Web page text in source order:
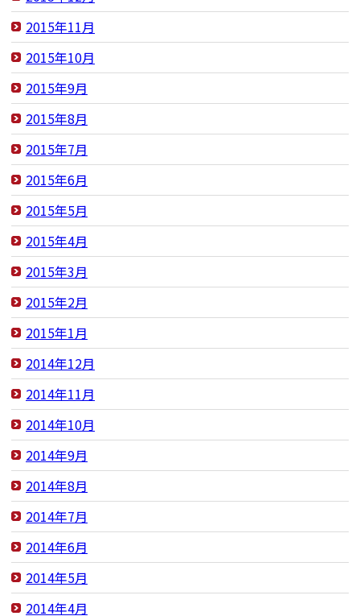
2015年11月
2015年10月
2015年9月
2015年8月
2015年7月
2015年6月
2015年5月
2015年4月
2015年3月
2015年2月
2015年1月
2014年12月
2014年11月
2014年10月
2014年9月
2014年8月
2014年7月
2014年6月
2014年5月
2014年4月